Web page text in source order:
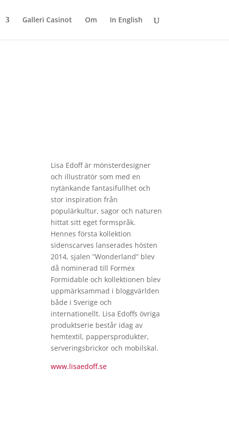
Galleri Casinot Om In English
Lisa Edoffär mönsterdesigner
och illustratör som med en
nytänkande fantasifullhet och
stor inspiration från
populärkultur, sagor och naturen
hittat sitt eget formspråk.
Hennes första kollektion
sidenscarves lanserades hösten
2014, sjalen ”Wonderland” blev
då nominerad till Formex
Formidable och kollektionen blev
uppmärksammad i bloggvärlden
både i Sverige och
internationellt. Lisa Edoffs övriga
produktserie består idag av
hemtextil, pappersprodukter,
serveringsbrickor och mobilskal.
www.lisaedoff.se